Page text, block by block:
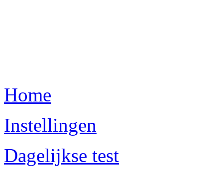
Home
Instellingen
Dagelijkse test